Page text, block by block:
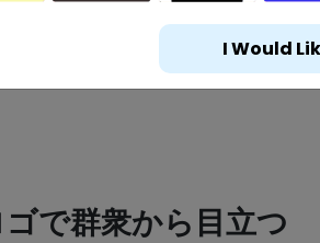
で群衆から目立つ
I Would